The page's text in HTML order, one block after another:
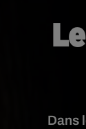
Dans